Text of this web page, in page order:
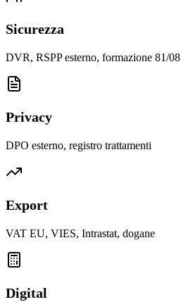
Sicurezza
DVR, RSPP esterno, formazione 81/08
Privacy
DPO esterno, registro trattamenti
Export
VAT EU, VIES, Intrastat, dogane
Digital